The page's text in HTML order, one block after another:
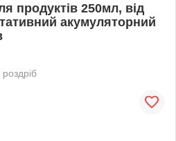
продуктів 250мл, від
акумуляторний
роздріб